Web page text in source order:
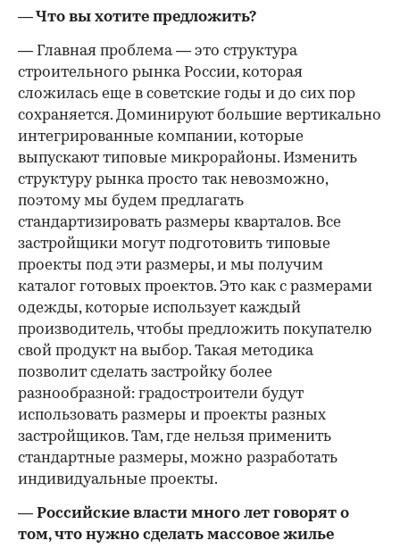
— Что вы хотите предложить?
— Главная проблема — это структура
строительного рынка России, которая
сложилась еще в советские годы и до сих пор
сохраняется. Доминируют большие вертикально
интегрированные компании, которые
выпускают типовые микрорайоны. Изменить
структуру рынка просто так невозможно,
поэтому мы будем предлагать
стандартизировать размеры кварталов. Все
застройщики могут подготовить типовые
проекты под эти размеры, и мы получим
каталог готовых проектов. Это как с размерами
одежды, которые использует каждый
производитель, чтобы предложить покупателю
свой продукт на выбор. Такая методика
позволит сделать застройку более
разнообразной: градостроители будут
использовать размеры и проекты разных
застройщиков. Там, где нельзя применить
стандартные размеры, можно разработать
индивидуальные проекты.
— Российские власти много лет говорят о
том, что нужно сделать массовое жилье